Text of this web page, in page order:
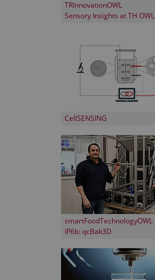
TRInnovationOWL
Sensory Insights at TH OWL
CellSENSING
smartFoodTechnologyOWL
IP6b: qcBak3D